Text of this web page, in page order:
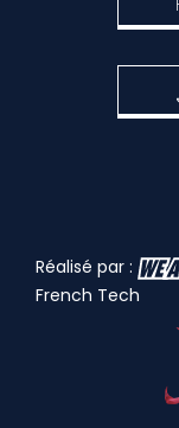
Réalisé par :
French Tech